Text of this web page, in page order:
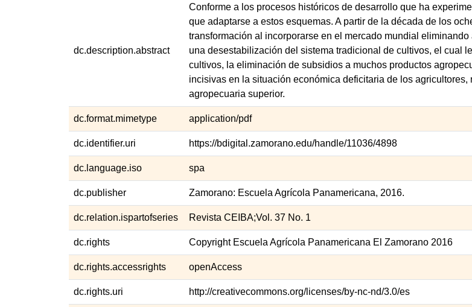
dc.description.abstract
Conforme a los procesos históricos de desarrollo que ha
que adaptarse a estos esquemas. A partir de la década de los
transformación al incorporarse en el mercado mundial
una desestabilización del sistema tradicional de cultivos, el cual
cultivos, la eliminación de subsidios a muchos productos
incisivas en la situación económica deficitaria de los
agropecuaria superior.
dc.format.mimetype application/pdf
dc.identifier.uri https://bdigital.zamorano.edu/handle/11036/4898
dc.language.iso spa
dc.publisher Zamorano: Escuela Agrícola Panamericana, 2016.
dc.relation.ispartofseries Revista CEIBA;Vol. 37 No. 1
dc.rights Copyright Escuela Agrícola Panamericana El Zamorano 2016
dc.rights.accessrights openAccess
dc.rights.uri http://creativecommons.org/licenses/by-nc-nd/3.0/es